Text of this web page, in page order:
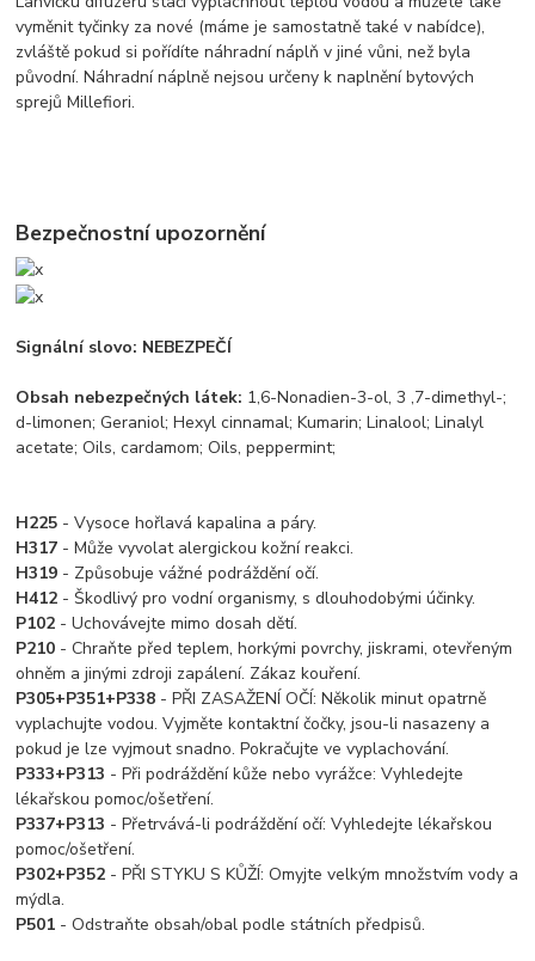
vyměnit tyčinky za nové (máme je samostatně také v nabídce),
zvláště pokud si pořídíte náhradní náplň v jiné vůni, než byla
původní. Náhradní náplně nejsou určeny k naplnění bytových
sprejů Millefiori.
Bezpečnostní upozornění
Signální slovo: NEBEZPEČÍ
Obsah nebezpečných látek: 1,6-Nonadien-3-ol, 3 ,7-dimethyl-;
d-limonen; Geraniol; Hexyl cinnamal; Kumarin; Linalool; Linalyl
acetate; Oils, cardamom; Oils, peppermint;
H225 - Vysoce hořlavá kapalina a páry.
H317 - Může vyvolat alergickou kožní reakci.
H319 - Způsobuje vážné podráždění očí.
H412 - Škodlivý pro vodní organismy, s dlouhodobými účinky.
P102 - Uchovávejte mimo dosah dětí.
P210 - Chraňte před teplem, horkými povrchy, jiskrami, otevřeným
ohněm a jinými zdroji zapálení. Zákaz kouření.
P305+P351+P338 - PŘI ZASAŽENÍ OČÍ: Několik minut opatrně
vyplachujte vodou. Vyjměte kontaktní čočky, jsou-li nasazeny a
pokud je lze vyjmout snadno. Pokračujte ve vyplachování.
P333+P313 - Při podráždění kůže nebo vyrážce: Vyhledejte
lékařskou pomoc/ošetření.
P337+P313 - Přetrvává-li podráždění očí: Vyhledejte lékařskou
pomoc/ošetření.
P302+P352 - PŘI STYKU S KŮŽÍ: Omyjte velkým množstvím vody a
mýdla.
P501 - Odstraňte obsah/obal podle státních předpisů.